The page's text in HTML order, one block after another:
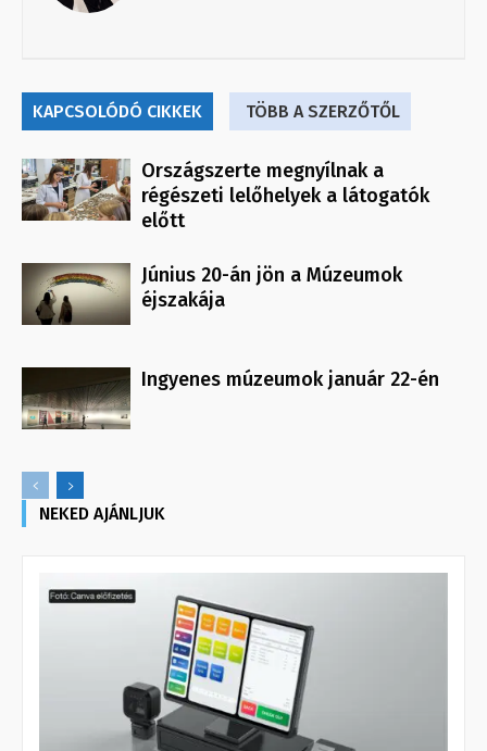
KAPCSOLÓDÓ CIKKEK TÖBB A SZERZŐTŐL
Országszerte megnyílnak a
régészeti lelőhelyek a látogatók
előtt
Június 20-án jön a Múzeumok
éjszakája
Ingyenes múzeumok január 22-én
NEKED AJÁNLJUK